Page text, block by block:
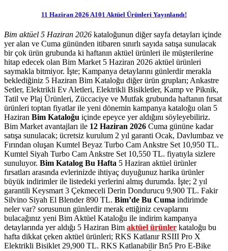
11 Haziran 2026 A101 Aktüel Ürünleri Yayınlandı!
Bim aktüel 5 Haziran 2026 kataloğunun diğer sayfa detayları içinde
yer alan ve Cuma gününden itibaren sınırlı sayıda satışa sunulacak
bir çok ürün grubunda ki haftanın aktüel ürünleri ile müşterilerine
hitap edecek olan Bim Market 5 Haziran 2026 aktüel ürünleri
saymakla bitmiyor. İşte; Kampanya detaylarını günlerdir merakla
beklediğiniz 5 Haziran Bim Kataloğu diğer ürün grupları; Ankastre
Setler, Elektrikli Ev Aletleri, Elektrikli Bisikletler, Kamp ve Piknik,
Tatil ve Plaj Ürünleri, Züccaciye ve Mutfak grubunda haftanın fırsat
ürünleri toptan fiyatlar ile yeni dönemin kampanya kataloğu olan 5
Haziran Bim Kataloğu içinde epeyce yer aldığını söyleyebiliriz.
Bim Market avantajları ile 12 Haziran 2026 Cuma gününe kadar
satışa sunulacak; ücretsiz kurulum 2 yıl garanti Ocak, Davlumbaz ve
Fırından oluşan Kumtel Beyaz Turbo Cam Ankstre Set 10,950 TL.
Kumtel Siyah Turbo Cam Ankstre Set 10,550 TL. fiyatıyla sizlere
sunuluyor. Bim Katalog Bu Hafta 5 Haziran aktüel ürünler
fırsatları arasında evlerinizde ihtiyaç duyuğunuz harika ürünler
büyük indirimler ile listedeki yerlerini almış durumda. İşte; 2 yıl
garantili Keysmart 3 Çekmeceli Derin Dondurucu 9,900 TL. Fakir
Silvino Siyah El Blender 890 TL. Bim’de Bu Cuma indirimde
neler var? sorusunun günlerdir merak ettiğiniz cevaplarını
bulacağınız yeni Bim Aktüel Kataloğu ile indirim kampanya
detaylarında yer aldığı 5 Haziran Bim aktüel ürünler kataloğu bu
hafta dikkat çeken aktüel ürünleri; RKS Katlanır RSIII Pro X
Elektrikli Bisiklet 29,900 TL. RKS Katlanabilir Bn5 Pro E-Bike